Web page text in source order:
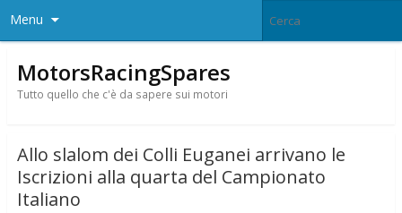
Menu
MotorsRacingSpares
Tutto quello che c'è da sapere sui motori
Allo slalom dei Colli Euganei arrivano le
Iscrizioni alla quarta del Campionato
Italiano